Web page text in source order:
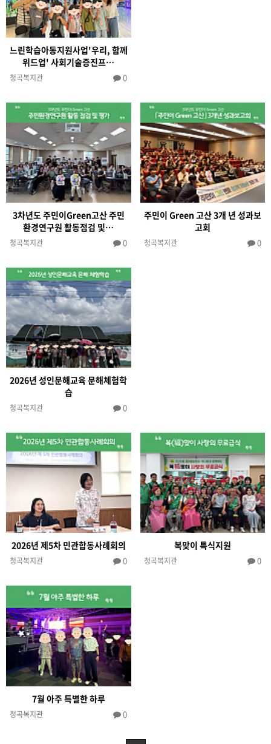
느린학습아동지원사업'우리, 함께
위드업' 사회기술증진프…
청곡복지관 0
3차년도 주민이Green고산 주민
환경연구원 활동점검 및…
청곡복지관 0
주민이 Green 고산 3개 년 성과보
고회
청곡복지관 0
2026년 성인문해교육 문해체험학
습
청곡복지관 0
2026년 제5차 민관합동사례회의
청곡복지관 0
복맞이 특식지원
청곡복지관 0
7월 아주 특별한 하루
청곡복지관 0